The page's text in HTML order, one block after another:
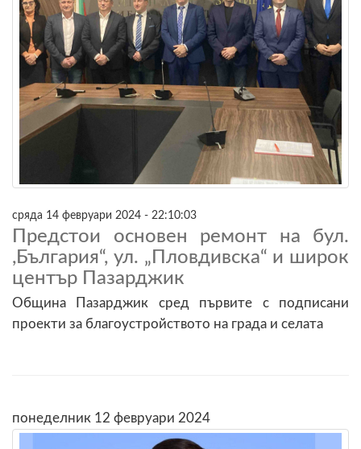
сряда 14 февруари 2024 - 22:10:03
Предстои основен ремонт на бул.
,България“, ул. „Пловдивска“ и широк
център Пазарджик
Община Пазарджик сред първите с подписани
проекти за благоустройството на града и селата
понеделник 12 февруари 2024